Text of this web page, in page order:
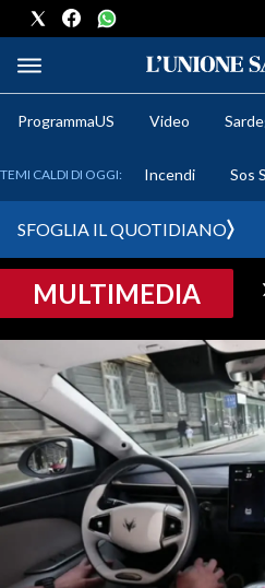
VIDEO
CRONACA SARDEGNA
CAGLIARI
PROVINCIA DI CAGLIARI
SULCIS IGLESIENTE
MEDIO CAMPIDANO
ORISTANO E PROVINCIA
SASSARI E PROVINCIA
ProgrammaUS Video
TEMI CALDI DI OGGI: Incendi Sos
SFOGLIA IL QUOTIDIANO
MULTIMEDIA